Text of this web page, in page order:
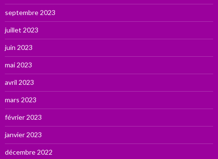
septembre 2023
juillet 2023
juin 2023
mai 2023
avril 2023
mars 2023
février 2023
janvier 2023
décembre 2022